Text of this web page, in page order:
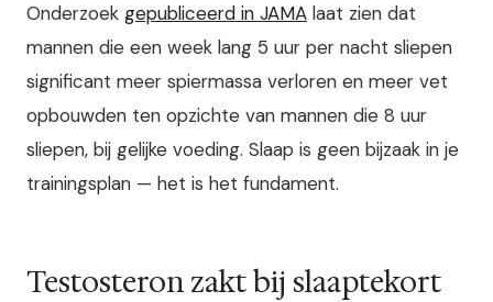
Onderzoek gepubliceerd in JAMA laat zien dat
mannen die een week lang 5 uur per nacht sliepen
significant meer spiermassa verloren en meer vet
opbouwden ten opzichte van mannen die 8 uur
sliepen, bij gelijke voeding. Slaap is geen bijzaak in je
trainingsplan — het is het fundament.
Testosteron zakt bij slaaptekort